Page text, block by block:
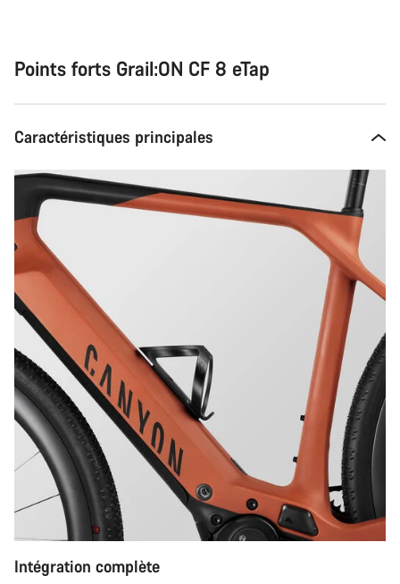
Points forts Grail:ON CF 8 eTap
Caractéristiques principales
Intégration complète